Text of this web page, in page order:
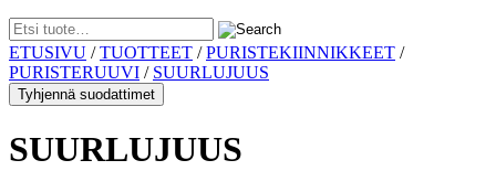
Skip
to
content
ETUSIVU /TUOTTEET /PURISTEKIINNIKKEET /
PURISTERUUVI / SUURLUJUUS
Tyhjennä suodattimet
SUURLUJUUS